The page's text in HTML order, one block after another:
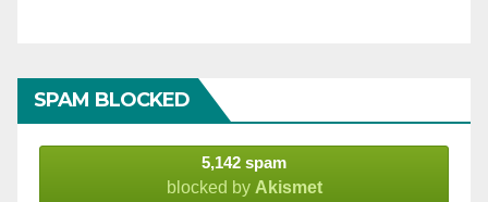
SPAM BLOCKED
5,142 spam
blocked by Akismet